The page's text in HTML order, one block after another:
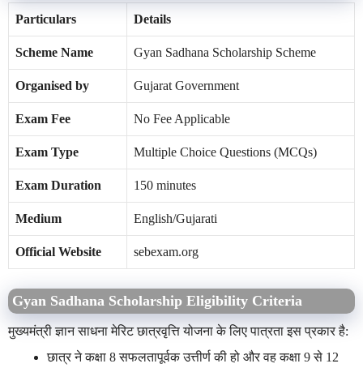
Particulars Details
Scheme Name Gyan Sadhana Scholarship Scheme
Organised by Gujarat Government
Exam Fee No Fee Applicable
Exam Type Multiple Choice Questions (MCQs)
Exam Duration 150 minutes
Medium English/Gujarati
Official Website sebexam.org
Gyan Sadhana Scholarship Eligibility Criteria
मुख्यमंत्री ज्ञान साधना मेरिट छात्रवृत्ति योजना के लिए पात्रता इस प्रकार है:
छात्र ने कक्षा 8 सफलतापूर्वक उत्तीर्ण की हो और वह कक्षा 9 से 12